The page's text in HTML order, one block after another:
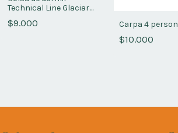
Technical Line Glaciar
Ex
$9.000 Carpa 4
$10.000